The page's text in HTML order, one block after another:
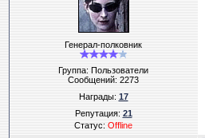
Генерал-полковник
Группа: Пользователи
Сообщений:2273
Награды:17
Репутация:21
Статус:Offline